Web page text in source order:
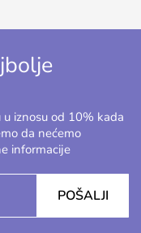
iznosu od 10% kada
da nećemo
informacije
POŠALJI